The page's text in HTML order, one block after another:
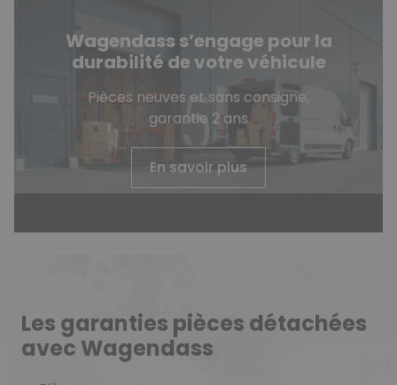
Wagendass s’engage pour la
durabilité de votre véhicule
Pièces neuves et sans consigne,
garantie 2 ans
En savoir plus
Les garanties pièces détachées
avec Wagendass